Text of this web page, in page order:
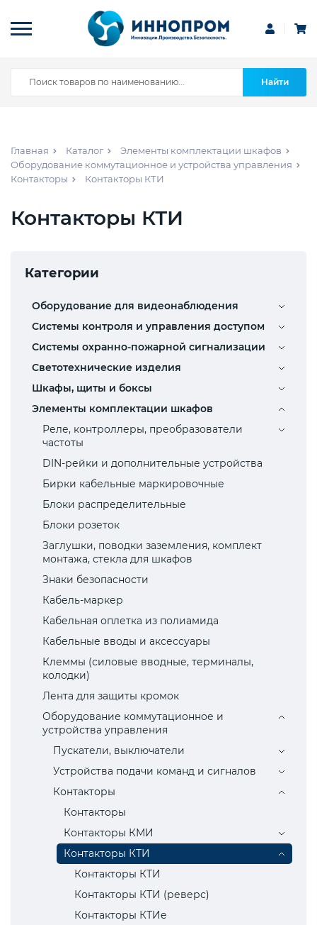
Найти
Главная Каталог
Элементы комплектации шкафов
Оборудование коммутационное и устройства управления
Контакторы
Контакторы КТИ
Контакторы КТИ
Категории
Оборудование для видеонаблюдения
Системы контроля и управления доступом
Системы охранно-пожарной сигнализации
Светотехнические изделия
Шкафы, щиты и боксы
Элементы комплектации шкафов
Реле, контроллеры, преобразователи
частоты
DIN-рейки и дополнительные устройства
Бирки кабельные маркировочные
Блоки распределительные
Блоки розеток
Заглушки, поводки заземления, комплект
монтажа, стекла для шкафов
Знаки безопасности
Кабель-маркер
Кабельная оплетка из полиамида
Кабельные вводы и аксессуары
Клеммы (силовые вводные, терминалы,
колодки)
Лента для защиты кромок
Оборудование коммутационное и
устройства управления
Пускатели, выключатели
Устройства подачи команд и сигналов
Контакторы
Контакторы
Контакторы КМИ
Контакторы КТИ
Контакторы КТИ
Контакторы КТИ (реверс)
Контакторы КТИe